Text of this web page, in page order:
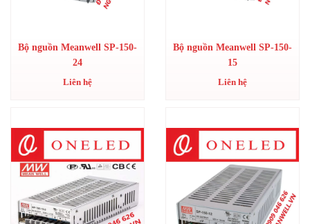
Bộ nguồn Meanwell SP-150-
24
Liên hệ
Bộ nguồn Meanwell SP-150-
15
Liên hệ